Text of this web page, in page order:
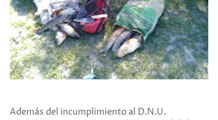
Además del incumplimiento al D.N.U.